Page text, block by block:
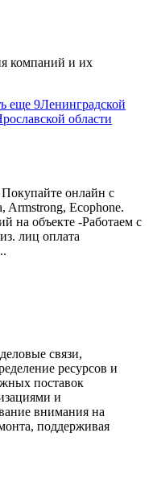
компаний и их
еще 9Ленинградской
области
онлайн с
Armstrong, Ecophone.
на объекте -Работаем с
лиц оплата
связи,
ресурсов и
поставок
и
внимания на
поддерживая